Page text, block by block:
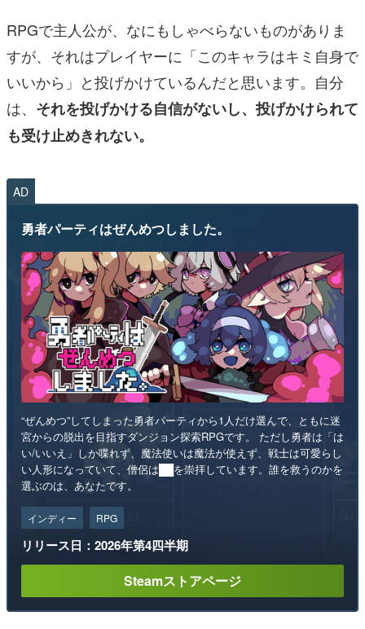
RPGで主人公が、なにもしゃべらないものがありま
すが、それはプレイヤーに「このキャラはキミ自身で
いいから」と投げかけているんだと思います。自分
は、 それを投げかける自信がないし、投げかけられて
も受け止めきれない。
AD
勇者パーティはぜんめつしました。
“ぜんめつ”してしまった勇者パーティから1人だけ選んで、ともに迷
宮からの脱出を目指すダンジョン探索RPGです。 ただし勇者は「は
い/いいえ」しか喋れず、魔法使いは魔法が使えず、戦士は可愛らし
い人形になっていて、僧侶は██を崇拝しています。誰を救うのかを
選ぶのは、あなたです。
インディー RPG
リリース日：2026年第4四半期
Steamストアページ